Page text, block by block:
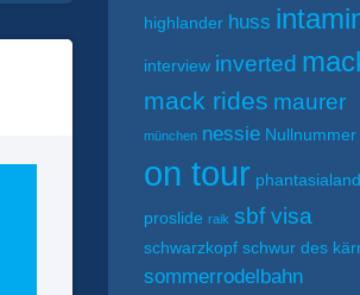
highlander huss
interview inverted
mack rides maurer
münchen nessie Nullnummer
on tour phantasialand
proslide raik sbf visa
schwarzkopf schwur des
sommerrodelbahn